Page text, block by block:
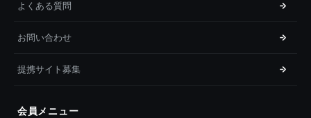
よくある質問
お問い合わせ
提携サイト募集
会員メニュー